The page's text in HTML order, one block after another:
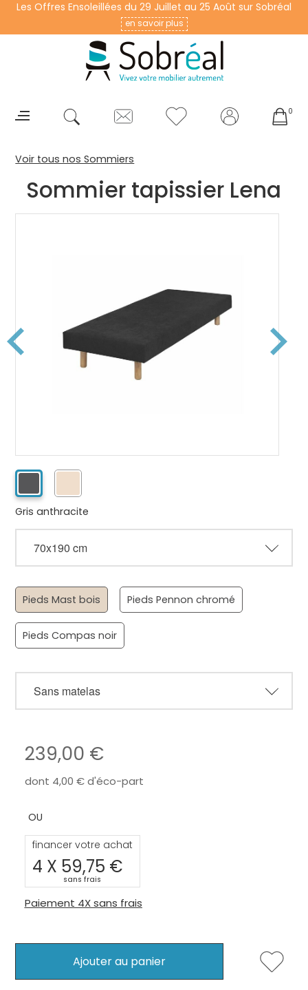
Les Offres Ensoleillées du 29 Juillet au 25 Août sur Sobréal
en savoir plus
0
Voir tous nos Sommiers
Sommier tapissier Lena
Gris anthracite
Pieds Mast bois Pieds Pennon chromé
Pieds Compas noir
239,00
dont 4,00d'éco-part
financer votre achat
4 X 59,75
sans frais
Paiement 4X sans frais
Ajouter au panier